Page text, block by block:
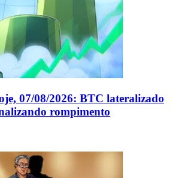
07/08/2026: BTC lateralizado
rompimento